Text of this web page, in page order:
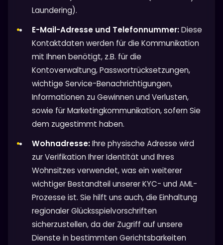
Laundering).
E-Mail-Adresse und Telefonnummer:Diese
Kontaktdaten werden für die Kommunikation
mit Ihnen benötigt, z.B. für die
Kontoverwaltung, Passwortrücksetzungen,
wichtige Service-Benachrichtigungen,
Informationen zu Gewinnen und Verlusten,
sowie für Marketingkommunikation, sofern Sie
dem zugestimmt haben.
Wohnadresse:Ihre physische Adresse wird
zur Verifikation Ihrer Identität und Ihres
Wohnsitzes verwendet, was ein weiterer
wichtiger Bestandteil unserer KYC- und AML-
Prozesse ist. Sie hilft uns auch, die Einhaltung
regionaler Glücksspielvorschriften
sicherzustellen, da der Zugriff auf unsere
Dienste in bestimmten Gerichtsbarkeiten